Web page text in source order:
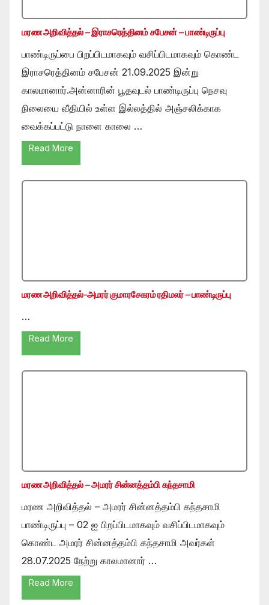
மரண அறிவித்தல் – இராசரெத்தினம் சபேசன் – பாண்டிருப்பு
பாண்டிருப்பை பிறப்பிடமாகவும் வசிப்பிடமாகவும் கொண்ட
இராசரெத்தினம் சபேசன் 21.09.2025 இன்று
காலமானார்.அன்னாரின் பூதவுடல் பாண்டிருப்பு நெசவு
நிலையை வீதியில் உள்ள இல்லத்தில் அஞ்சலிக்காக
வைக்கப்பட்டு நாளை காலை …
Read More
மரண அறிவித்தல்-அமரர் குமாரசேகரம் ரதிமலர் – பாண்டிருப்பு
…
Read More
மரண அறிவித்தல் – அமரர் சின்னத்தம்பி கந்தசாமி
மரண அறிவித்தல் – அமரர் சின்னத்தம்பி கந்தசாமி
பாண்டிருப்பு – 02 ஐ பிறப்பிடமாகவும் வசிப்பிடமாகவும்
கொண்ட அமரர் சின்னத்தம்பி கந்தசாமி அவர்கள்
28.07.2025 நேற்று காலமானார் …
Read More